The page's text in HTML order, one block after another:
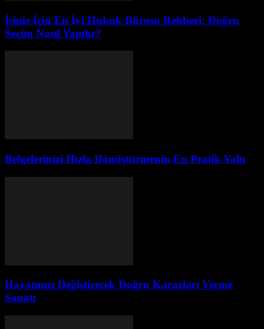
İşiniz İçin En İyi Hukuk Bürosu Rehberi: Doğru
Seçim Nasıl Yapılır?
Belgelerinizi Hızla Dönüştürmenin En Pratik Yolu
Hayatınızı Değiştirecek Doğru Kararları Verme
Sanatı